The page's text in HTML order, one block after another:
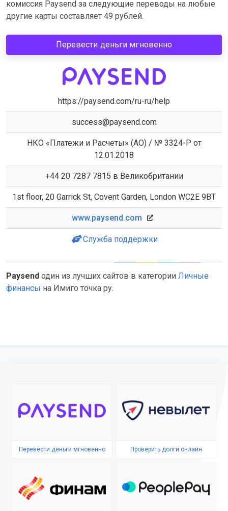
комиссия Paysend за следующие переводы на любые
другие карты составляет 49 рублей.
Перевести деньги мгновенно
https://paysend.com/ru-ru/help
success@paysend.com
НКО «Платежи и Расчеты» (АО) / № 3324-Р от
12.01.2018
+44 20 7287 7815 в Великобритании
1st floor, 20 Garrick St, Covent Garden, London WC2E 9BT
www.paysend.com
Служба поддержки
Paysend один из лучших сайтов в категории Личные
финансы на Имиго точка ру.
Перевести деньги мгновенно Проверить долги онлайн